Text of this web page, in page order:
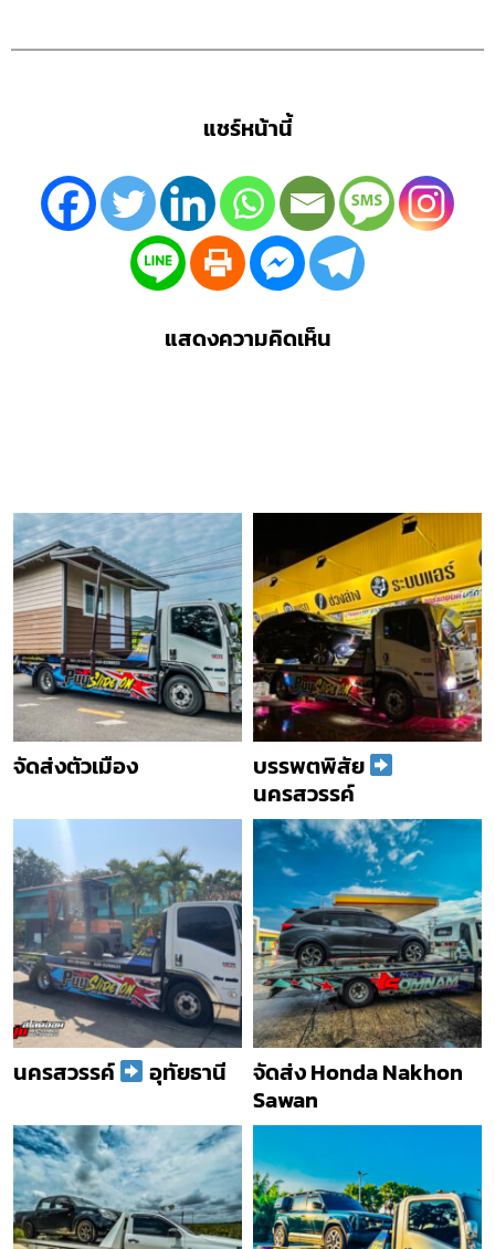
แชร์หน้านี้
แสดงความคิดเห็น
จัดส่งตัวเมือง
บรรพตพิสัย
นครสวรรค์
นครสวรรค์ อุทัยธานี
จัดส่ง Honda Nakhon
Sawan